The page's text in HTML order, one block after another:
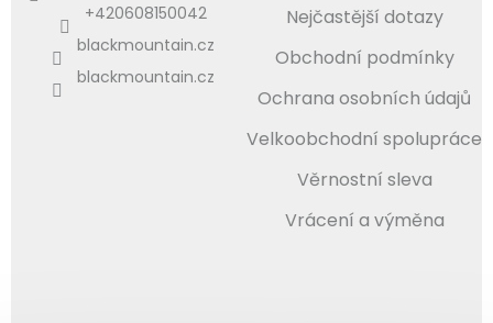
+420608150042
blackmountain.cz
blackmountain.cz
Nejčastější dotazy
Obchodní podmínky
Ochrana osobních údajů
Velkoobchodní spolupráce
Věrnostní sleva
Vrácení a výměna